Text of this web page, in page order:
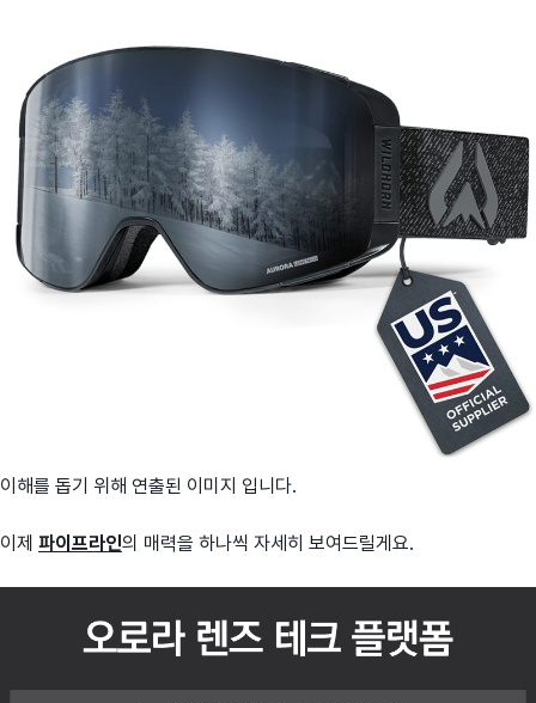
이해를 돕기 위해 연출된 이미지 입니다.
이제 파이프라인의 매력을 하나씩 자세히 보여드릴게요.